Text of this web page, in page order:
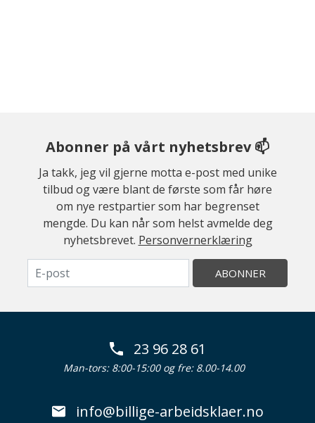
Abonner på vårt nyhetsbrev 📫
Ja takk, jeg vil gjerne motta e-post med unike
tilbud og være blant de første som får høre
om nye restpartier som har begrenset
mengde. Du kan når som helst avmelde deg
nyhetsbrevet. Personvernerklæring
ABONNER
23 96 28 61
Man-tors: 8:00-15:00 og fre: 8.00-14.00
info@billige-arbeidsklaer.no